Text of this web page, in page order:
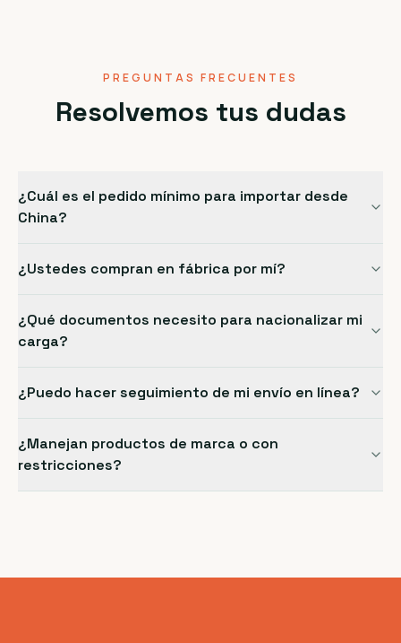
PREGUNTAS FRECUENTES
Resolvemos tus dudas
¿Cuál es el pedido mínimo para importar desde
China?
¿Ustedes compran en fábrica por mí?
¿Qué documentos necesito para nacionalizar mi
carga?
¿Puedo hacer seguimiento de mi envío en línea?
¿Manejan productos de marca o con
restricciones?